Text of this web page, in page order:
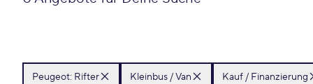
Peugeot: Rifter Kleinbus / Van Kauf / Finanzierung